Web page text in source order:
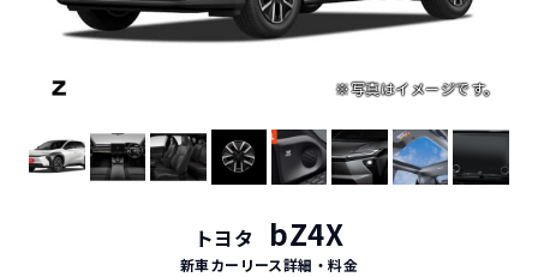
トヨタ bZ4X
新車カーリース詳細 ・料金